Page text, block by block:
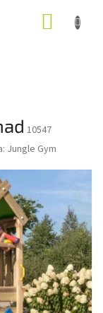
10547
Jungle Gym